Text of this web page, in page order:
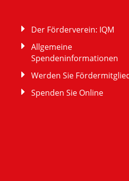
Der Förderverein: IQM
Allgemeine
Spendeninformationen
Werden Sie
Spenden Sie Online